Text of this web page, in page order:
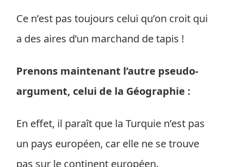
Ce n’est pas toujours celui qu’on croit qui
a des aires d’un marchand de tapis !
Prenons maintenant l’autre pseudo-
argument, celui de la Géographie :
En effet, il paraît que la Turquie n’est pas
un pays européen, car elle ne se trouve
pas sur le continent européen.